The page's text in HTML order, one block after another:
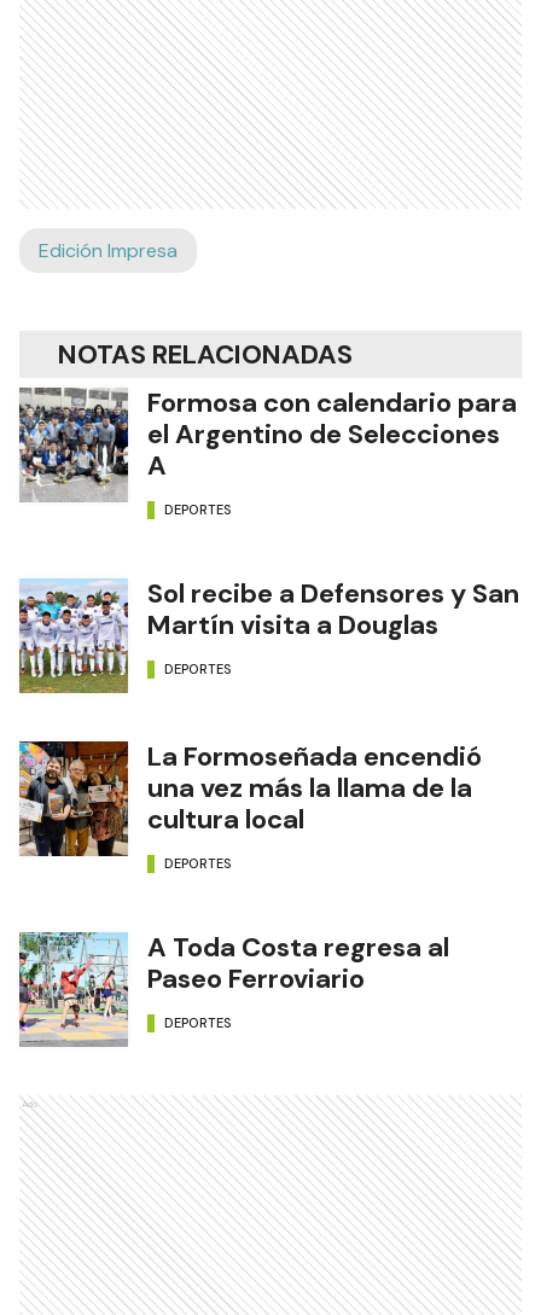
Edición Impresa
NOTAS RELACIONADAS
Formosa con calendario para
el Argentino de Selecciones
A
DEPORTES
Sol recibe a Defensores y San
Martín visita a Douglas
DEPORTES
La Formoseñada encendió
una vez más la llama de la
cultura local
DEPORTES
A Toda Costa regresa al
Paseo Ferroviario
DEPORTES
Ads